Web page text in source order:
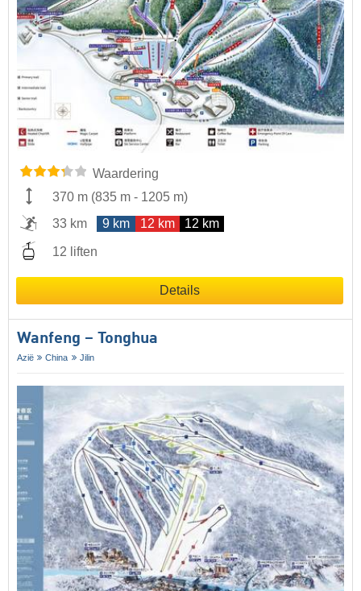
Waardering
370 m (835 m - 1205 m)
33 km
9 km 12 km 12 km
12 liften
Details
Wanfeng – Tonghua
Azië China Jilin